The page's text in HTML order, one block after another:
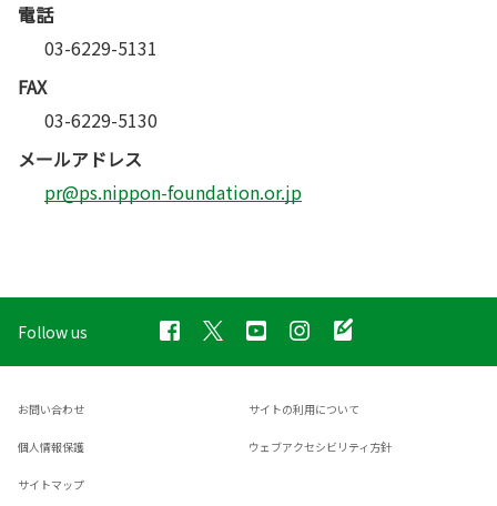
電話
03-6229-5131
FAX
03-6229-5130
メールアドレス
pr@ps.nippon-foundation.or.jp
Follow us
お問い合わせ サイトの利用について
個人情報保護 ウェブアクセシビリティ方針
サイトマップ